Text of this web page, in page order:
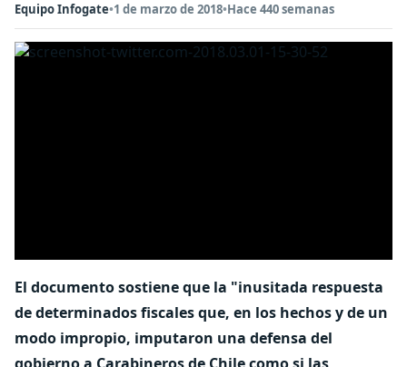
Equipo Infogate•1 de marzo de 2018•Hace 440 semanas
El documento sostiene que la "inusitada respuesta
de determinados fiscales que, en los hechos y de un
modo impropio, imputaron una defensa del